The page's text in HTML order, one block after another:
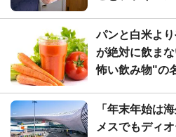
パンと白米よ
が絶対に飲ま
怖い飲み物"の
「年末年始は
メスでもディ